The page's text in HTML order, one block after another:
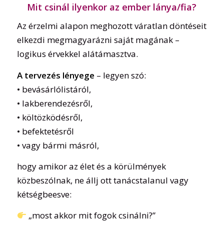
Mit csinál ilyenkor az ember lánya/fia?
Az érzelmi alapon meghozott váratlan döntéseit
elkezdi megmagyarázni saját magának –
logikus érvekkel alátámasztva.
A tervezés lényege – legyen szó:
• bevásárlólistáról,
• lakberendezésről,
• költözködésről,
• befektetésről
• vagy bármi másról,
hogy amikor az élet és a körülmények
közbeszólnak, ne állj ott tanácstalanul vagy
kétségbeesve:
„most akkor mit fogok csinálni?”